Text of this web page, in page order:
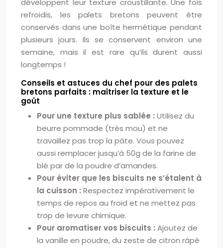
développent leur texture croustillante. Une fois
refroidis, les palets bretons peuvent être
conservés dans une boîte hermétique pendant
plusieurs jours. Ils se conservent environ une
semaine, mais il est rare qu’ils durent aussi
longtemps !
Conseils et astuces du chef pour des palets
bretons parfaits : maîtriser la texture et le
goût
Pour une texture plus sablée : Utilisez du
beurre pommade (très mou) et ne
travaillez pas trop la pâte. Vous pouvez
aussi remplacer jusqu’à 50g de la farine de
blé par de la poudre d’amandes.
Pour éviter que les biscuits ne s’étalent à
la cuisson : Respectez impérativement le
temps de repos au froid et ne mettez pas
trop de levure chimique.
Pour aromatiser vos biscuits : Ajoutez de
la vanille en poudre, du zeste de citron râpé